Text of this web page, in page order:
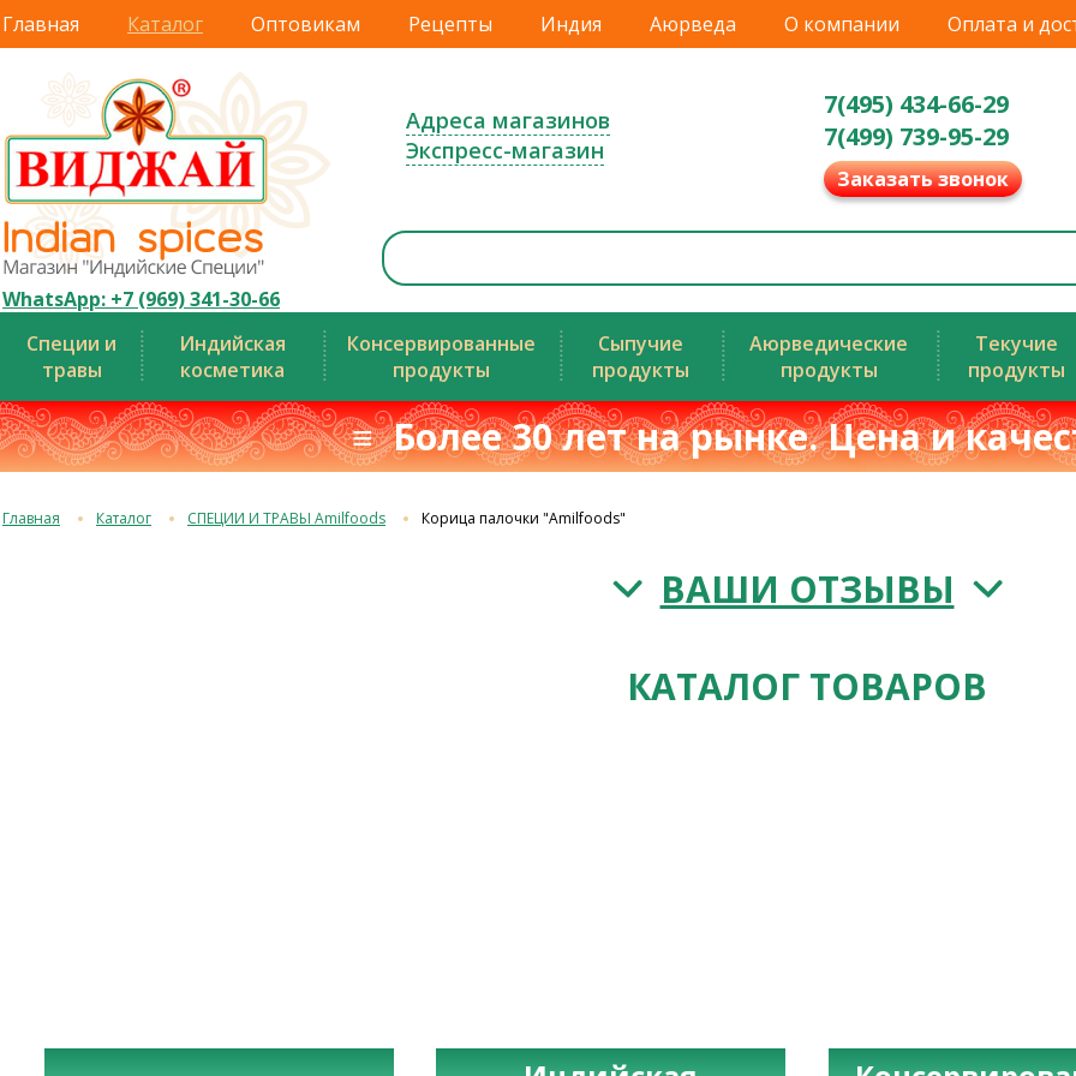
Главная Каталог Оптовикам Рецепты Индия Аюрведа О компании Оплата и
WhatsApp: +7 (969) 341-30-66
Адреса магазинов
Экспресс-магазин
7(495) 434-66-29
7(499) 739-95-29
Заказать звонок
Специи и
травы
Индийская
косметика
Консервированные
продукты
Сыпучие
продукты
Аюрведические
продукты
Текучие
продукты
≡ Более 30 лет на рынке. Цена и
Главная Каталог СПЕЦИИ И ТРАВЫ Amilfoods Корица палочки "Amilfoods"
ВАШИ ОТЗЫВЫ
КАТАЛОГ ТОВАРОВ